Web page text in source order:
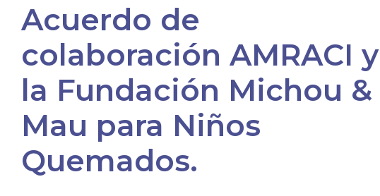
Acuerdo de
colaboración AMRACI y
la Fundación Michou &
Mau para Niños
Quemados.